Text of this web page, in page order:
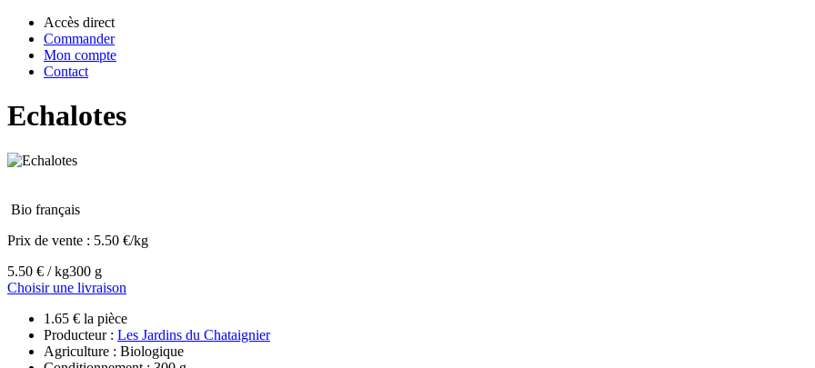
Accès direct
Commander
Mon compte
Contact
Echalotes
Bio français
Prix de vente : 5.50 €/kg
5.50 € / kg300 g
Choisir une livraison
1.65 € la pièce
Producteur : Les Jardins du Chataignier
Agriculture : Biologique